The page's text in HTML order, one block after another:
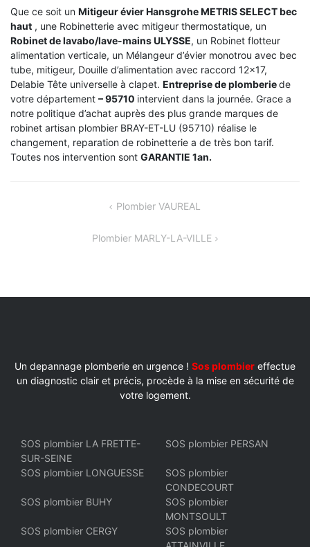
Que ce soit un Mitigeur évier Hansgrohe METRIS SELECT bec
haut , une Robinetterie avec mitigeur thermostatique, un
Robinet de lavabo/lave-mains ULYSSE, un Robinet flotteur
alimentation verticale, un Mélangeur d’évier monotrou avec bec
tube, mitigeur, Douille d’alimentation avec raccord 12×17,
Delabie Tête universelle à clapet. Entreprise de plomberiede
votre département – 95710 intervient dans la journée. Grace a
notre politique d’achat auprès des plus grande marques de
robinet artisan plombier BRAY-ET-LU (95710) réalise le
changement, reparation de robinetterie a de très bon tarif.
Toutes nos intervention sont GARANTIE 1an.
Plombier VAUREAL
Plombier MARLY-LA-VILLE
Un depannage plomberie en urgence ! Sos plombier effectue
un diagnostic clair et précis, procède à la mise en sécurité de
votre logement.
SOS plombier LA FRETTE-
SUR-SEINE
SOS plombier PERSAN
SOS plombier LONGUESSE
SOS plombier
CONDECOURT
SOS plombier BUHY
SOS plombier
MONTSOULT
SOS plombier CERGY
SOS plombier